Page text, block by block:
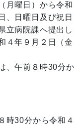
月曜日）から令和
、日曜日及び祝日
立病院課へ提出し
４年９月２日（金
、午前８時30分か
時30分から令和４